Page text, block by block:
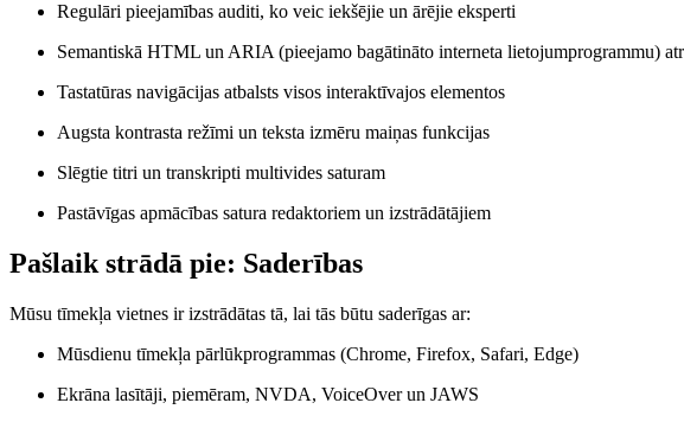
Regulāri pieejamības auditi, ko veic iekšējie un ārējie eksperti
Semantiskā HTML un ARIA (pieejamo bagātināto interneta lietojumprogrammu)
Tastatūras navigācijas atbalsts visos interaktīvajos elementos
Augsta kontrasta režīmi un teksta izmēru maiņas funkcijas
Slēgtie titri un transkripti multivides saturam
Pastāvīgas apmācības satura redaktoriem un izstrādātājiem
Pašlaik strādā pie: Saderības
Mūsu tīmekļa vietnes ir izstrādātas tā, lai tās būtu saderīgas ar:
Mūsdienu tīmekļa pārlūkprogrammas (Chrome, Firefox, Safari, Edge)
Ekrāna lasītāji, piemēram, NVDA, VoiceOver un JAWS